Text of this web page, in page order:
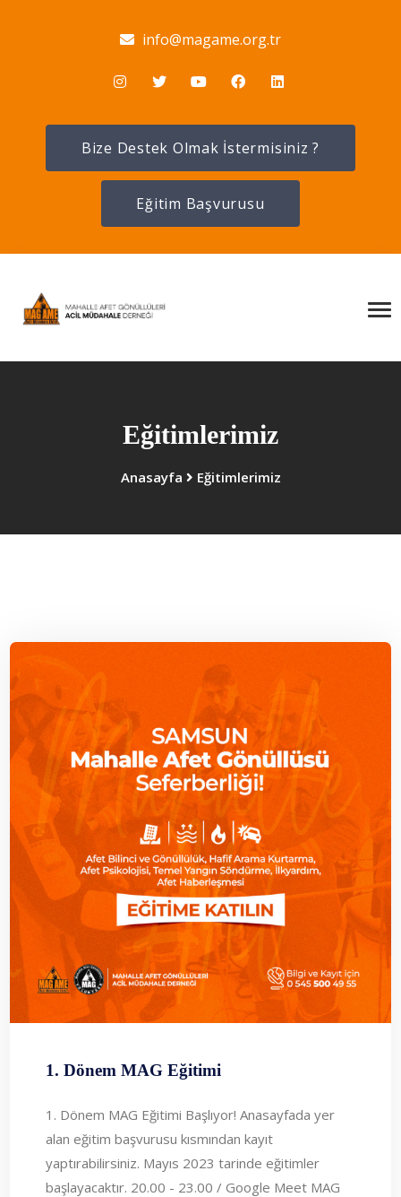
info@magame.org.tr
Bize Destek Olmak İstermisiniz ?
Eğitim Başvurusu
Eğitimlerimiz
Anasayfa Eğitimlerimiz
1. Dönem MAG Eğitimi
1. Dönem MAG Eğitimi Başlıyor! Anasayfada yer
alan eğitim başvurusu kısmından kayıt
yaptırabilirsiniz. Mayıs 2023 tarinde eğitimler
başlayacaktır. 20.00 - 23.00 / Google Meet MAG